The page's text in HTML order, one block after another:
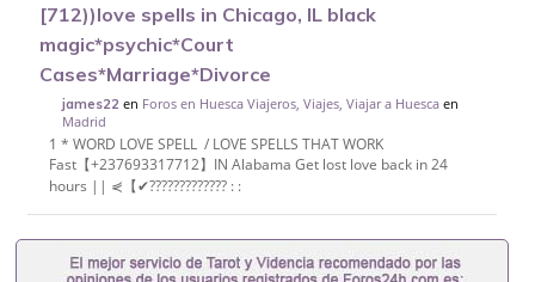
[712))love spells in Chicago, IL black
magic*psychic*Court
Cases*Marriage*Divorce
james22 en Foros en Huesca Viajeros, Viajes, Viajar a Huesca en
Madrid
1 * WORD LOVE SPELL / LOVE SPELLS THAT WORK
Fast【+237693317712】IN Alabama Get lost love back in 24
hours || ⋞【✔????????????? : :